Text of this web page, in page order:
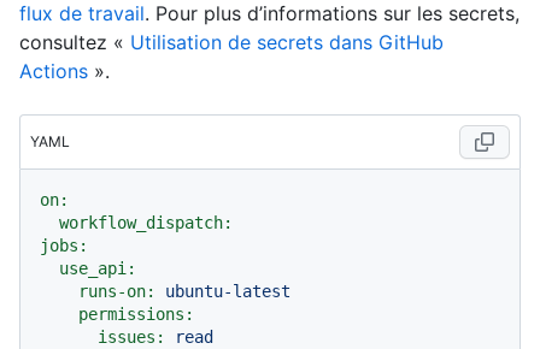
flux de travail. Pour plus d’informations sur les secrets,
consultez « Utilisation de secrets dans GitHub
Actions ».
YAML
on:
workflow_dispatch:
jobs:
use_api:
runs-on:
ubuntu-latest
permissions:
issues:
read